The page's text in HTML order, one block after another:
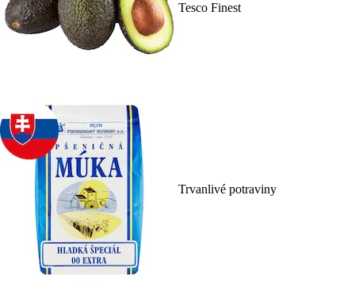
Tesco Finest
Trvanlivé potraviny